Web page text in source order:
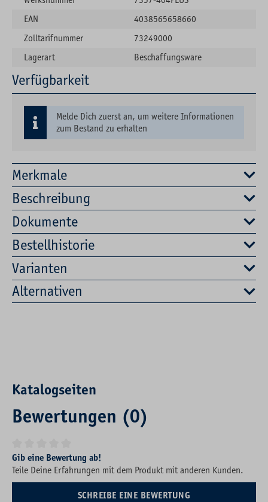
Merkmale
Beschreibung
Dokumente
Bestellhistorie
Varianten
Alternativen
EAN
4038565658660
Zolltarifnummer
73249000
Lagerart
Beschaffungsware
Verfügbarkeit
Melde Dich zuerst an, um weitere Informationen
zum Bestand zu erhalten
Katalogseiten
Bewertungen (0)
Durchschnittliche Bewertung von 0 von 5 Sternen
Gib eine Bewertung ab!
Teile Deine Erfahrungen mit dem Produkt mit anderen Kunden.
SCHREIBE EINE BEWERTUNG